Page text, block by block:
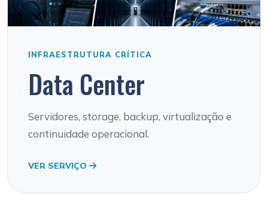
INFRAESTRUTURA CRÍTICA
Data Center
Servidores, storage, backup, virtualização e
continuidade operacional.
VER SERVIÇO